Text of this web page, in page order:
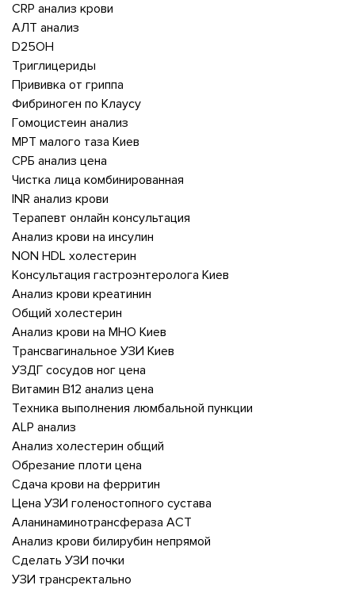
CRP анализ крови
АЛТ анализ
D25OH
Триглицериды
Прививка от гриппа
Фибриноген по Клаусу
Гомоцистеин анализ
МРТ малого таза Киев
СРБ анализ цена
Чистка лица комбинированная
INR анализ крови
Терапевт онлайн консультация
Анализ крови на инсулин
NON HDL холестерин
Консультация гастроэнтеролога Киев
Анализ крови креатинин
Общий холестерин
Анализ крови на МНО Киев
Трансвагинальное УЗИ Киев
УЗДГ сосудов ног цена
Витамин В12 анализ цена
Техника выполнения люмбальной пункции
ALP анализ
Анализ холестерин общий
Обрезание плоти цена
Сдача крови на ферритин
Цена УЗИ голеностопного сустава
Аланинаминотрансфераза АСТ
Анализ крови билирубин непрямой
Сделать УЗИ почки
УЗИ трансректально